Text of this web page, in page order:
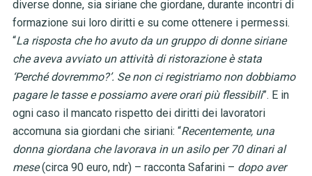
diverse donne, sia siriane che giordane, durante incontri di
formazione sui loro diritti e su come ottenere i permessi.
“La risposta che ho avuto da un gruppo di donne siriane
che aveva avviato un attività di ristorazione è stata
‘Perché dovremmo?’. Se non ci registriamo non dobbiamo
pagare le tasse e possiamo avere orari più flessibili”. E in
ogni caso il mancato rispetto dei diritti dei lavoratori
accomuna sia giordani che siriani: “Recentemente, una
donna giordana che lavorava in un asilo per 70 dinari al
mese(circa 90 euro, ndr) – racconta Safarini – dopo aver